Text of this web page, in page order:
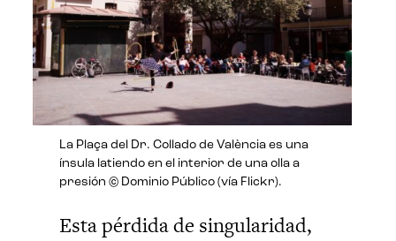
La Plaça del Dr. Collado de València es una
ínsula latiendo en el interior de una olla a
presión © Dominio Público (vía Flickr).
Esta pérdida de singularidad,